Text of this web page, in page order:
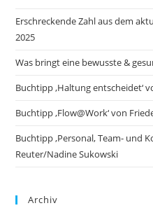
Erschreckende Zahl aus dem
2025
Was bringt eine bewusste &
Buchtipp ‚Haltung entscheidet‘
Buchtipp ‚Flow@Work‘ von
Buchtipp ‚Personal, Team- und
Reuter/Nadine Sukowski
Archiv